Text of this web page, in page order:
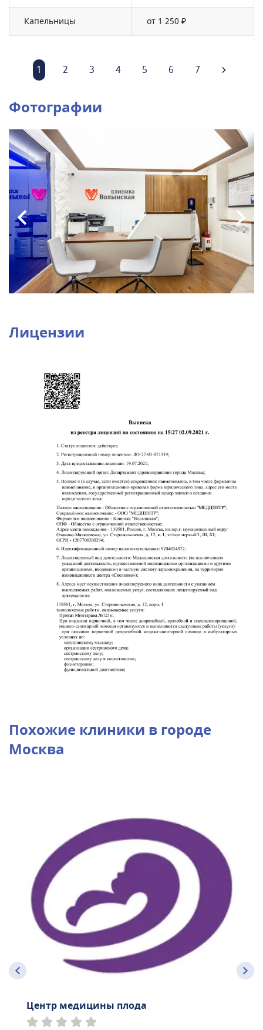
Капельницы от 1 250 ₽
1 2 3 4 5 6 7
Фотографии
Лицензии
Похожие клиники в городе
Москва
Центр медицины плода